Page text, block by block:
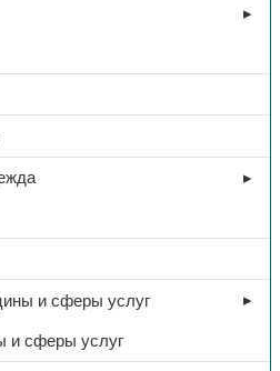
и сферы услуг
и сферы услуг
на 7
футляр